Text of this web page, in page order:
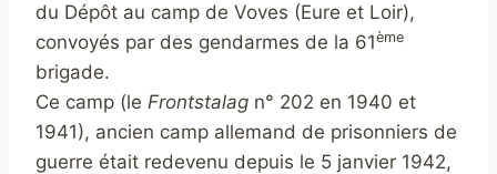
du Dépôt au camp de Voves (Eure et Loir),
convoyés par des gendarmes de la 61ème
brigade.
Ce camp (le Frontstalag n° 202 en 1940 et
1941), ancien camp allemand de prisonniers de
guerre était redevenu depuis le 5 janvier 1942,